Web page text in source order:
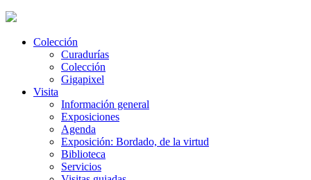
Colección
Curadurías
Colección
Gigapixel
Visita
Información general
Exposiciones
Agenda
Exposición: Bordado, de la virtud
Biblioteca
Servicios